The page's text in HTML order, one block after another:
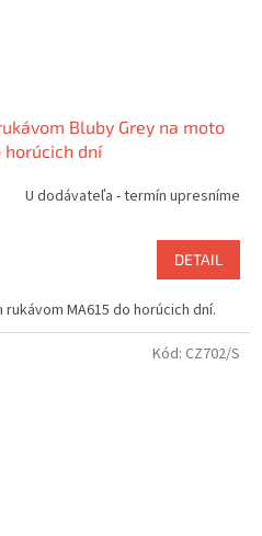
Bluby Grey na moto
horúcich dní
U dodávateľa - termín upresníme
DETAIL
MA615 do horúcich dní.
Kód: CZ702/S